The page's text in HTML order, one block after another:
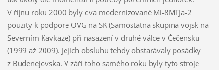
V říjnu roku 2000 byly dva modernizované Mi-8MTJa-2
použity k podpoře OVG na SK (Samostatná skupina vojsk na
Severním Kavkaze) při nasazení v druhé válce v Čečensku
(1999 až 2009). Jejich obsluhu tehdy obstarávaly posádky
z Budenejovska. V září toho samého roku byly tyto stroje